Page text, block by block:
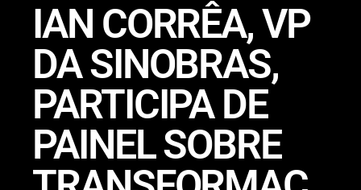
IAN CORRÊA, VP
DA SINOBRAS,
PARTICIPA DE
PAINEL SOBRE